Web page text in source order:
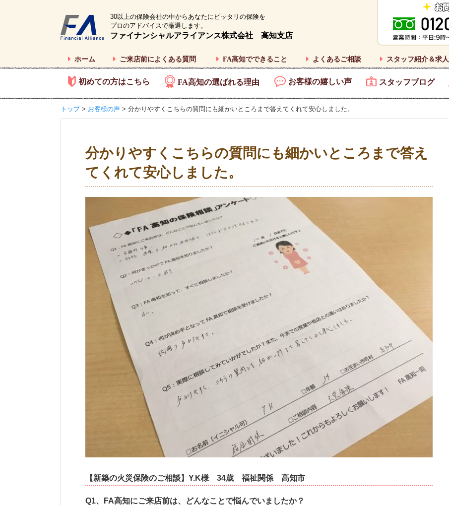
30以上の保険会社の中からあなたにピッタリの保険を
プロのアドバイスで厳選します。
ファイナンシャルアライアンス株式会社 高知支店
ホーム ご来店前によくある質問 FA高知でできること よくあるご相談 スタッフ紹介＆求人
初めての方はこちら FA高知の選ばれる理由 お客様の嬉しい声 スタッフブログ
トップ> お客様の声 > 分かりやすくこちらの質問にも細かいところまで答えてくれて安心しました。
分かりやすくこちらの質問にも細かいところまで答え
てくれて安心しました。
【新築の火災保険のご相談】Y.K様 34歳 福祉関係 高知市
Q1、FA高知にご来店前は、どんなことで悩んでいましたか？